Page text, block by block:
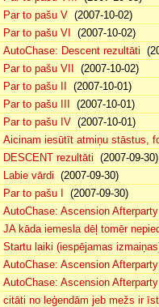
Par to pašu V (2007-10-02)
Par to pašu VI
(2007-10-02)
AutoChase: Descent rezultāti
Par to pašu VII
(2007-10-02)
Par to pašu II
(2007-10-01)
Par to pašu III
(2007-10-01)
Par to pašu IV (2007-10-01)
Aicinam iesūtīt atmiņu stāstus,
DESCENT rezultāti (2007-09-30)
Labie vārdi (2007-09-30)
Par to pašu I
(2007-09-30)
AutoChase: Ascension
JA kāda iemesla dēļ tomēr
Startu laiki (iespējamas
AutoChase: Ascension
AutoChase: Ascension
citāti no leģendām jeb mežs ir